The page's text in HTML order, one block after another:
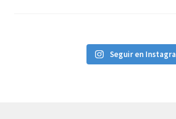
Seguir en